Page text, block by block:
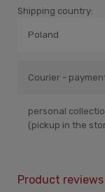
Shipping country:
Courier -
personal
(pickup in the
Product